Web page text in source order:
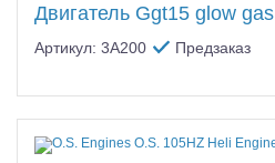
Двигатель Ggt15 glow gas
Артикул: 3A200 Предзаказ